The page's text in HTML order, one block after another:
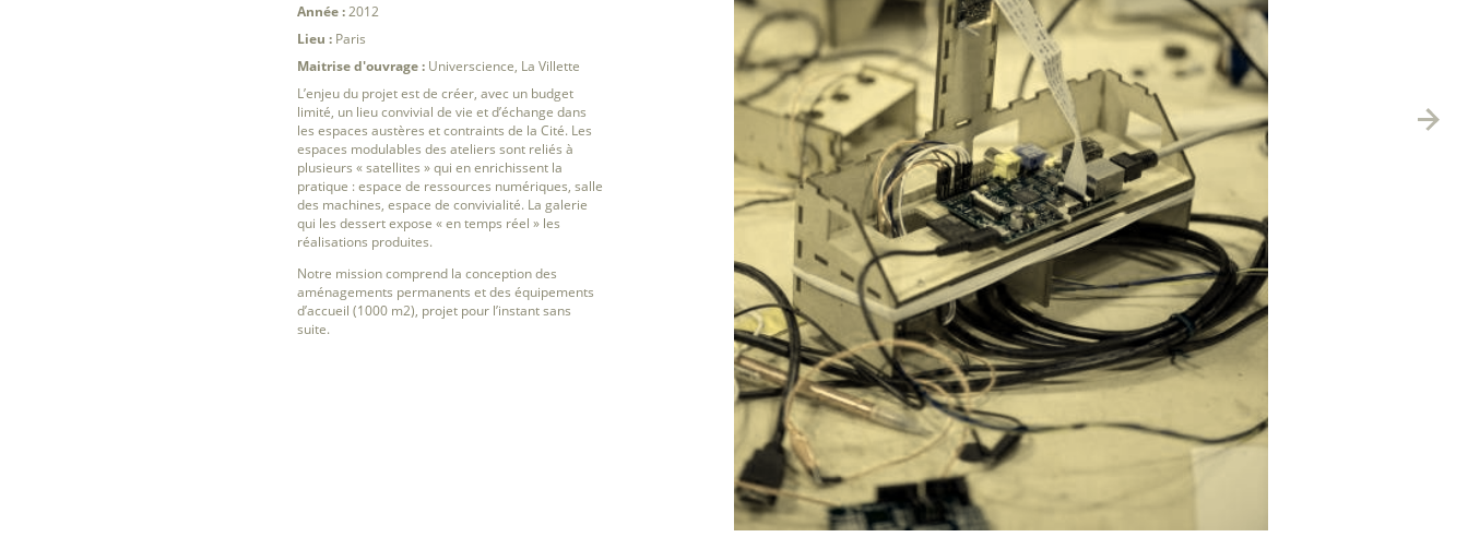
Année :2012
Lieu : Paris
Maitrise d'ouvrage : Universcience, La Villette
L’enjeu du projet est de créer, avec un budget
limité, un lieu convivial de vie et d’échange dans
les espaces austères et contraints de la Cité. Les
espaces modulables des ateliers sont reliés à
plusieurs « satellites » qui en enrichissent la
pratique : espace de ressources numériques, salle
des machines, espace de convivialité. La galerie
qui les dessert expose « en temps réel » les
réalisations produites.
Notre mission comprend la conception des
aménagements permanents et des équipements
d’accueil (1000 m2), projet pour l’instant sans
suite.